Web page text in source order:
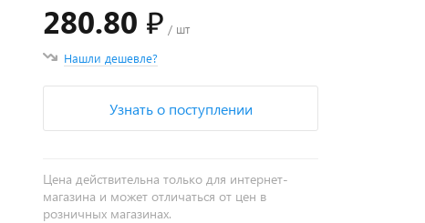
280.80 ₽ / шт
Нашли дешевле?
Узнать о поступлении
Цена действительна только для интернет-
магазина и может отличаться от цен в
розничных магазинах.